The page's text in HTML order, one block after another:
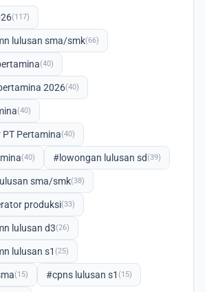
(117)
lulusan sma/smk(66)
(40)
2026(40)
(40)
Pertamina(40)
(40) #lowongan lulusan sd(39)
sma/smk(38)
produksi(33)
lulusan d3(26)
lulusan s1 (25)
(15) #cpns lulusan s1 (15)